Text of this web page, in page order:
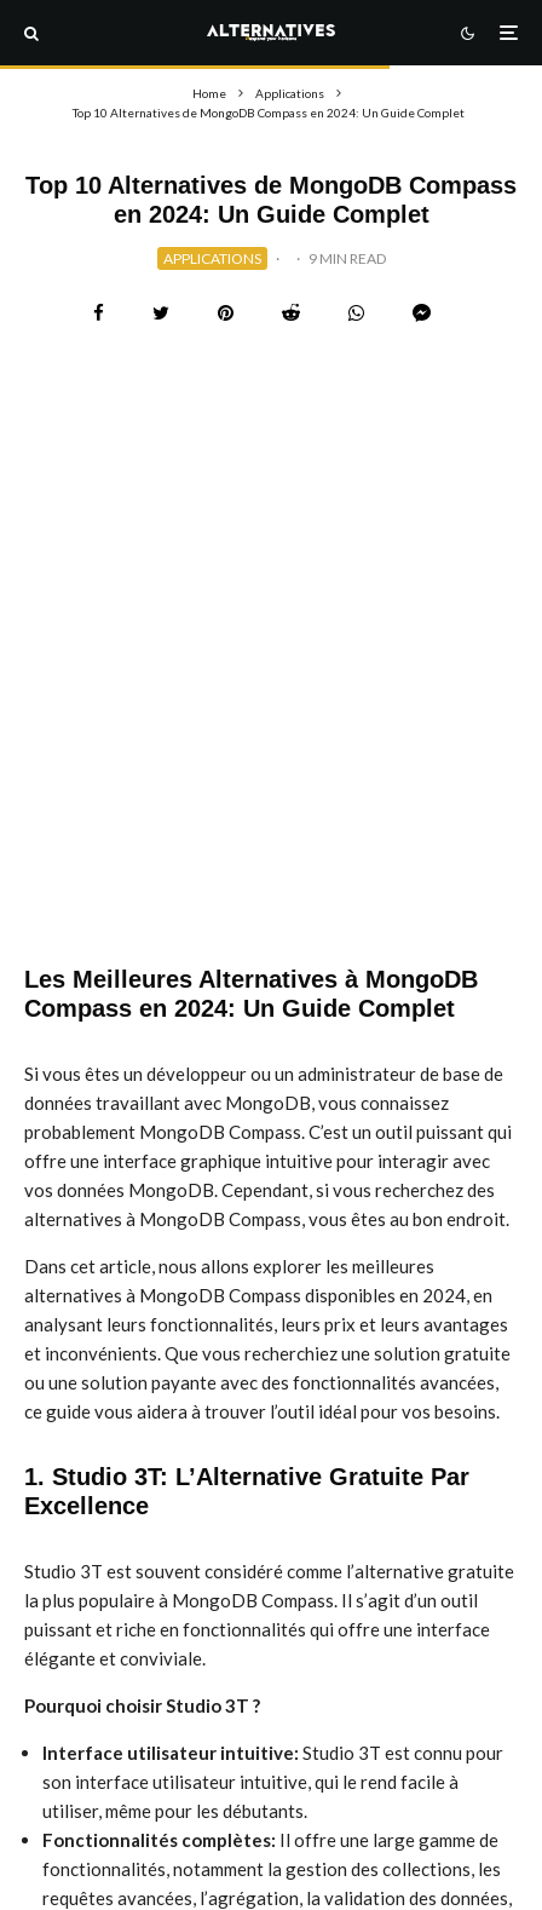
Home
Applications
Top 10 Alternatives de MongoDB Compass en 2024: Un Guide Complet
Top 10 Alternatives de MongoDB Compass
en 2024: Un Guide Complet
APPLICATIONS · · 9 MIN READ
Les Meilleures Alternatives à MongoDB
Compass en 2024: Un Guide Complet
Si vous êtes un développeur ou un administrateur de base de
données travaillant avec MongoDB, vous connaissez
probablement MongoDB Compass. C’est un outil puissant qui
offre une interface graphique intuitive pour interagir avec
vos données MongoDB. Cependant, si vous recherchez des
alternatives à MongoDB Compass, vous êtes au bon endroit.
Dans cet article, nous allons explorer les meilleures
alternatives à MongoDB Compass disponibles en 2024, en
analysant leurs fonctionnalités, leurs prix et leurs avantages
et inconvénients. Que vous recherchiez une solution gratuite
ou une solution payante avec des fonctionnalités avancées,
ce guide vous aidera à trouver l’outil idéal pour vos besoins.
1. Studio 3T: L’Alternative Gratuite Par
Excellence
Studio 3T est souvent considéré comme l’alternative gratuite
la plus populaire à MongoDB Compass. Il s’agit d’un outil
puissant et riche en fonctionnalités qui offre une interface
élégante et conviviale.
Pourquoi choisir Studio 3T ?
Interface utilisateur intuitive: Studio 3T est connu pour
son interface utilisateur intuitive, qui le rend facile à
utiliser, même pour les débutants.
Fonctionnalités complètes: Il offre une large gamme de
fonctionnalités, notamment la gestion des collections, les
requêtes avancées, l’agrégation, la validation des données,